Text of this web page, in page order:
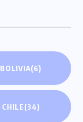
BOLIVIA(6)
CHILE(34)